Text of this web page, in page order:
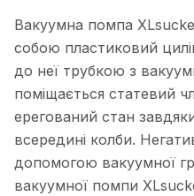
Вакуумна помпа
собою пластиковий
до неї трубкою з
поміщається статевий
ерегований стан
всередині колби.
допомогою вакуумної
вакуумної помпи